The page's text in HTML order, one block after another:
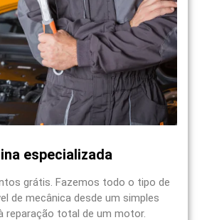
especializada
grátis. Fazemos todo o tipo de
de mecânica desde um simples
reparação total de um motor.